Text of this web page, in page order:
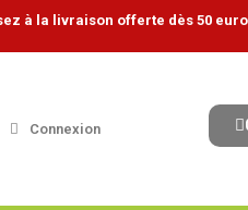
à la livraison offerte dès 50
Connexion